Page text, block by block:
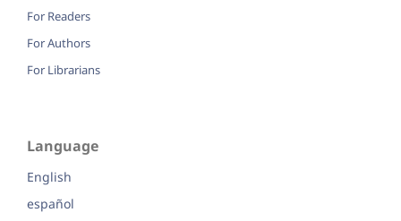
For Readers
For Authors
For Librarians
Language
English
español